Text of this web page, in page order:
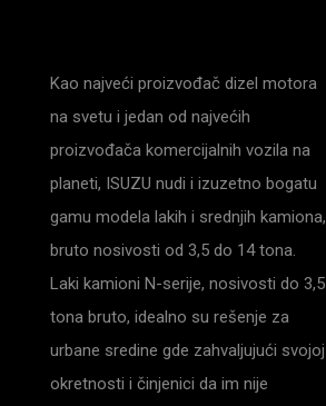
Kao najveći proizvođač dizel motora
na svetu i jedan od najvećih
proizvođača komercijalnih vozila na
planeti, ISUZU nudi i izuzetno bogatu
gamu modela lakih i srednjih kamiona,
bruto nosivosti od 3,5 do 14 tona.
Laki kamioni N-serije, nosivosti do 3,5
tona bruto, idealno su rešenje za
urbane sredine gde zahvaljujući svojoj
okretnosti i činjenici da im nije